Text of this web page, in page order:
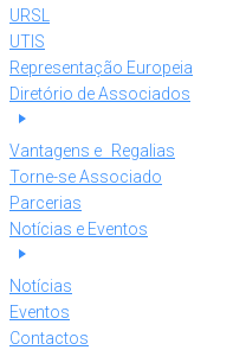
URSL
UTIS
Representação Europeia
Diretório de Associados
Vantagens e Regalias
Torne-se Associado
Parcerias
Notícias e Eventos
Notícias
Eventos
Contactos